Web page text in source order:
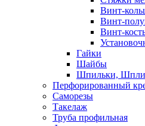
Винт-
Винт-
Винт-
Гайки
Шайбы
Шпильки,
Перфорированный
Саморезы
Такелаж
Труба профильная